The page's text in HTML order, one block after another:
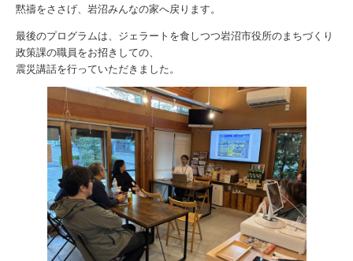
黙禱をささげ、岩沼みんなの家へ戻ります。
最後のプログラムは、ジェラートを食しつつ岩沼市役所のまちづくり
政策課の職員をお招きしての、
震災講話を行っていただきました。